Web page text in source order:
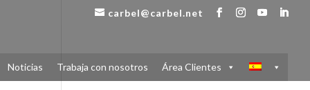
carbel@carbel.net
Noticias Trabaja con nosotros Área Clientes